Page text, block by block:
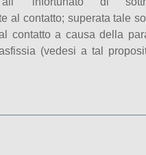
al contatto; superata tale
contatto a causa della
(vedesi a tal